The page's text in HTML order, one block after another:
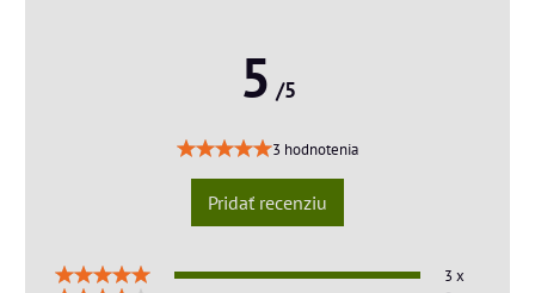
5 /5
3 hodnotenia
Pridať recenziu
3 x